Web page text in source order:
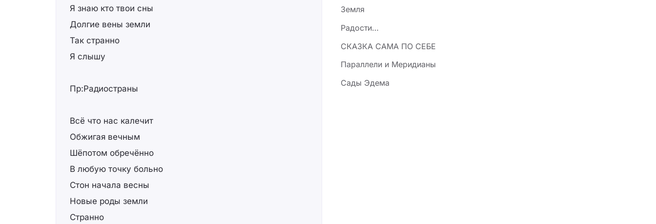
Я знаю кто твои сны
Долгие вены земли
Так странно
Я слышу
Пр:Радиостраны
Всё что нас калечит
Обжигая вечным
Шёпотом обречённо
В любую точку больно
Стон начала весны
Новые роды земли
Странно
Земля
Радости…
СКАЗКА САМА ПО СЕБЕ
Параллели и Меридианы
Сады Эдема